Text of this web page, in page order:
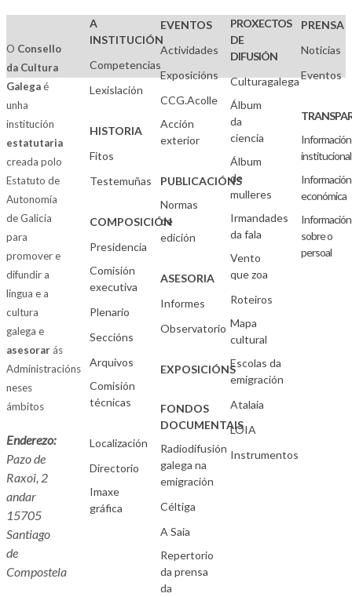
O Consello
da Cultura
Galegaé
unha
institución
estatutaria
creada polo
Estatuto de
Autonomía
de Galicia
para
promover e
difundir a
lingua e a
cultura
galega e
asesorarás
Administracións
neses
ámbitos
Enderezo:
Pazo de
Raxoi, 2
andar
15705
Santiago
de
Compostela
A
INSTITUCIÓN
Competencias
Lexislación
HISTORIA
Fitos
Testemuñas
COMPOSICIÓN
Presidencia
Comisión
executiva
Plenario
Seccións
Arquivos
Comisión
técnicas
Localización
Directorio
Imaxe
gráfica
EVENTOS
Actividades
Exposicións
CCG.Acolle
Acción
exterior
PUBLICACIÓNS
Normas
de
edición
ASESORIA
Informes
Observatorio
EXPOSICIÓNS
FONDOS
DOCUMENTAIS
Radiodifusión
galega na
emigración
Céltiga
A Saia
Repertorio
da prensa
da
PROXECTOS
DE
DIFUSIÓN
Culturagalega
Álbum
da
ciencia
Álbum
de
mulleres
Irmandades
da fala
Vento
que zoa
Roteiros
Mapa
cultural
Escolas da
emigración
Atalaia
LOIA
Instrumentos
PRENSA
Noticias
Eventos
Información
institucional
Información
económica
Información
sobre o
persoal